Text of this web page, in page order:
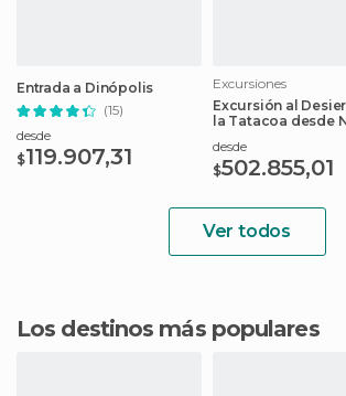
Entrada a Dinópolis
(15)
desde
$119.907,31
Excursiones
Excursión al
la Tatacoa desde
desde
$502.855,01
Ver todos
Los destinos más populares